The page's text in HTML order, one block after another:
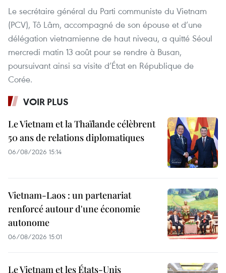
Le secrétaire général du Parti communiste du Vietnam
(PCV), Tô Lâm, accompagné de son épouse et d’une
délégation vietnamienne de haut niveau, a quitté Séoul
mercredi matin 13 août pour se rendre à Busan,
poursuivant ainsi sa visite d’État en République de
Corée.
VOIR PLUS
Le Vietnam et la Thaïlande célèbrent
50 ans de relations diplomatiques
06/08/2026 15:14
Vietnam-Laos : un partenariat
renforcé autour d'une économie
autonome
06/08/2026 15:01
Le Vietnam et les États-Unis